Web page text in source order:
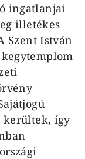
ingatlanjai
illetékes
Szent István
kerültek, így